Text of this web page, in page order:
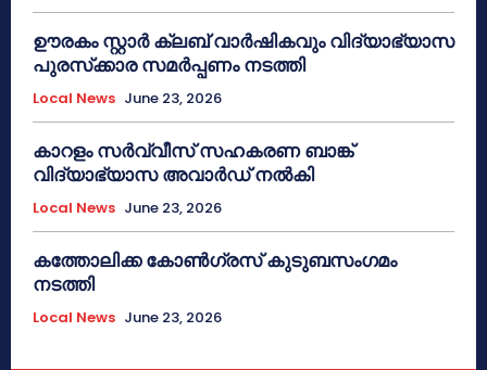
ഊരകം സ്റ്റാർ ക്ലബ് വാർഷികവും വിദ്യാഭ്യാസ
പുരസ്‌ക്കാര സമർപ്പണം നടത്തി
Local News June 23, 2026
കാറളം സർവ്വീസ് സഹകരണ ബാങ്ക്
വിദ്യാഭ്യാസ അവാർഡ് നൽകി
Local News June 23, 2026
കത്തോലിക്ക കോൺഗ്രസ് കുടുബസംഗമം
നടത്തി
Local News June 23, 2026